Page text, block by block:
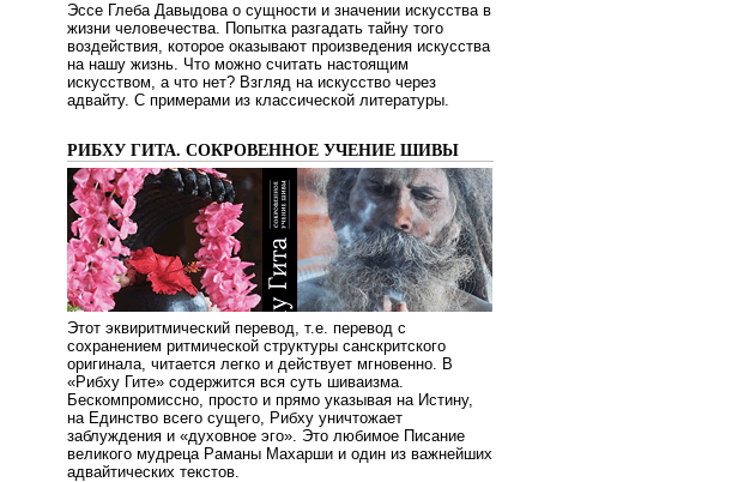
Эссе Глеба Давыдова о сущности и значении искусства в
жизни человечества. Попытка разгадать тайну того
воздействия, которое оказывают произведения искусства
на нашу жизнь. Что можно считать настоящим
искусством, а что нет? Взгляд на искусство через
адвайту. С примерами из классической литературы.
РИБХУ ГИТА. СОКРОВЕННОЕ УЧЕНИЕ ШИВЫ
Этот эквиритмический перевод, т.е. перевод с
сохранением ритмической структуры санскритского
оригинала, читается легко и действует мгновенно. В
«Рибху Гите» содержится вся суть шиваизма.
Бескомпромиссно, просто и прямо указывая на Истину,
на Единство всего сущего, Рибху уничтожает
заблуждения и «духовное эго». Это любимое Писание
великого мудреца Раманы Махарши и один из важнейших
адвайтических текстов.